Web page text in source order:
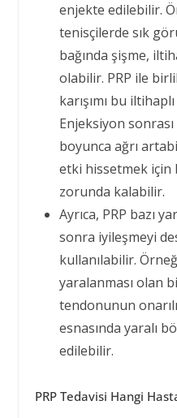
enjekte edilebilir.
tenisçilerde sık
bağında şişme,
olabilir. PRP ile
karışımı bu
Enjeksiyon
boyunca ağrı
etki hissetmek
zorunda kalabilir.
Ayrıca, PRP bazı
sonra iyileşmeyi
kullanılabilir.
yaralanması olan
tendonunun
esnasında yaralı
edilebilir.
PRP Tedavisi Hangi